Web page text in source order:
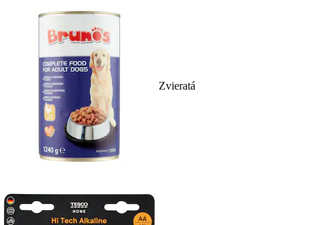
Zvieratá